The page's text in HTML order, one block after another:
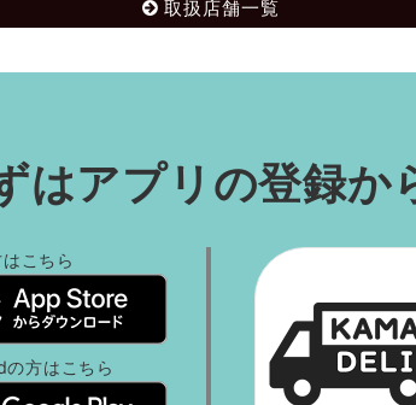
取扱店舗一覧
はアプリの登録か
はこちら
の方はこちら